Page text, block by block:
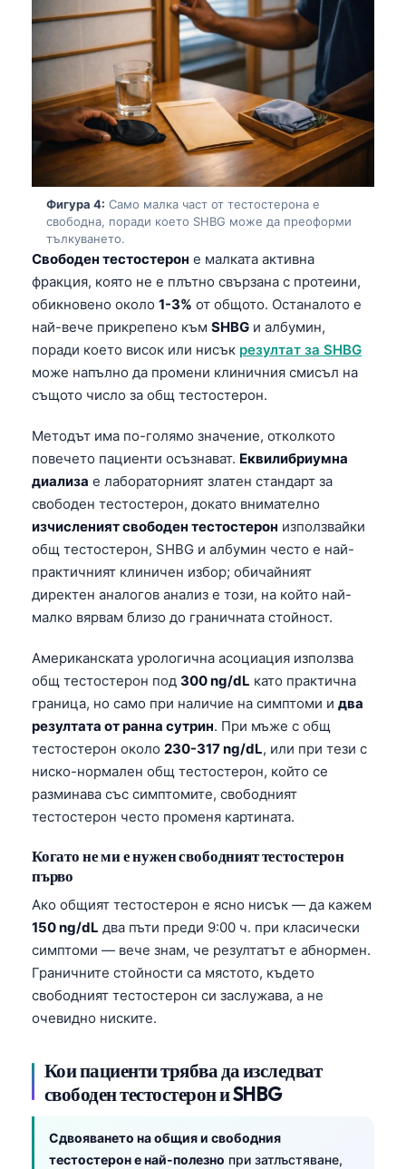
Фигура 4: Само малка част от тестостерона е
свободна, поради което SHBG може да преоформи
тълкуването.
Свободен тестостерон е малката активна
фракция, която не е плътно свързана с протеини,
обикновено около 1-3% от общото. Останалото е
най-вече прикрепено към SHBG и албумин,
поради което висок или нисък резултат за SHBG
може напълно да промени клиничния смисъл на
същото число за общ тестостерон.
Методът има по-голямо значение, отколкото
повечето пациенти осъзнават. Еквилибриумна
диализа е лабораторният златен стандарт за
свободен тестостерон, докато внимателно
изчисленият свободен тестостерон използвайки
общ тестостерон, SHBG и албумин често е най-
практичният клиничен избор; обичайният
директен аналогов анализ е този, на който най-
малко вярвам близо до граничната стойност.
Американската урологична асоциация използва
общ тестостерон под 300 ng/dL като практична
граница, но само при наличие на симптоми и два
резултата от ранна сутрин. При мъже с общ
тестостерон около 230-317 ng/dL, или при тези с
ниско-нормален общ тестостерон, който се
разминава със симптомите, свободният
тестостерон често променя картината.
Когато не ми е нужен свободният тестостерон
първо
Ако общият тестостерон е ясно нисък — да кажем
150 ng/dL два пъти преди 9:00 ч. при класически
симптоми — вече знам, че резултатът е абнормен.
Граничните стойности са мястото, където
свободният тестостерон си заслужава, а не
очевидно ниските.
Кои пациенти трябва да изследват
свободен тестостерон и SHBG
Сдвояването на общия и свободния
тестостерон е най-полезно при затлъстяване,